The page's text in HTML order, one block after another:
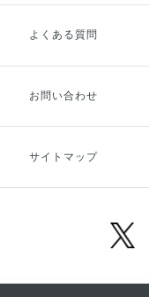
ご利用ガイドトップ
お支払方法
キャンセル・返品・交換
よくある質問
お問い合わせ
サイトマップ